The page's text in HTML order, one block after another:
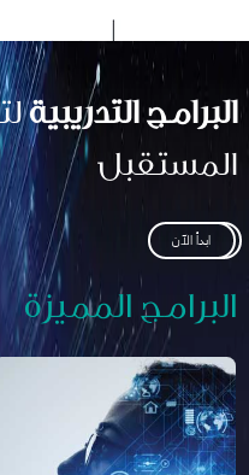
البرامج التدريبية
المستقبل
ابدأ الآن
البرامج المميزة